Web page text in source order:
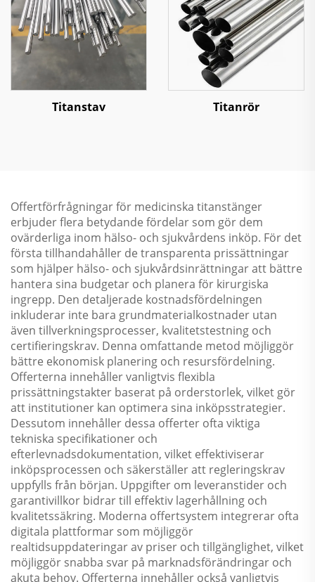
Titanstav Titanrör
Offertförfrågningar för medicinska titanstänger
erbjuder flera betydande fördelar som gör dem
ovärderliga inom hälso- och sjukvårdens inköp. För det
första tillhandahåller de transparenta prissättningar
som hjälper hälso- och sjukvårdsinrättningar att bättre
hantera sina budgetar och planera för kirurgiska
ingrepp. Den detaljerade kostnadsfördelningen
inkluderar inte bara grundmaterialkostnader utan
även tillverkningsprocesser, kvalitetstestning och
certifieringskrav. Denna omfattande metod möjliggör
bättre ekonomisk planering och resursfördelning.
Offerterna innehåller vanligtvis flexibla
prissättningstakter baserat på orderstorlek, vilket gör
att institutioner kan optimera sina inköpsstrategier.
Dessutom innehåller dessa offerter ofta viktiga
tekniska specifikationer och
efterlevnadsdokumentation, vilket effektiviserar
inköpsprocessen och säkerställer att regleringskrav
uppfylls från början. Uppgifter om leveranstider och
garantivillkor bidrar till effektiv lagerhållning och
kvalitetssäkring. Moderna offertsystem integrerar ofta
digitala plattformar som möjliggör
realtidsuppdateringar av priser och tillgänglighet, vilket
möjliggör snabba svar på marknadsförändringar och
akuta behov. Offerterna innehåller också vanligtvis